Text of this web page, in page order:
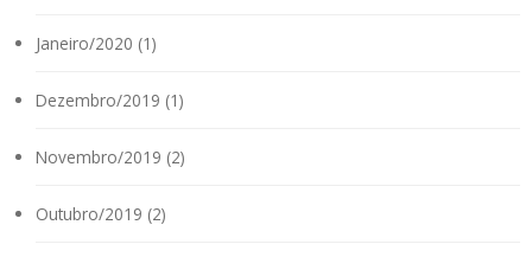
Janeiro/2020 (1)
Dezembro/2019 (1)
Novembro/2019 (2)
Outubro/2019 (2)